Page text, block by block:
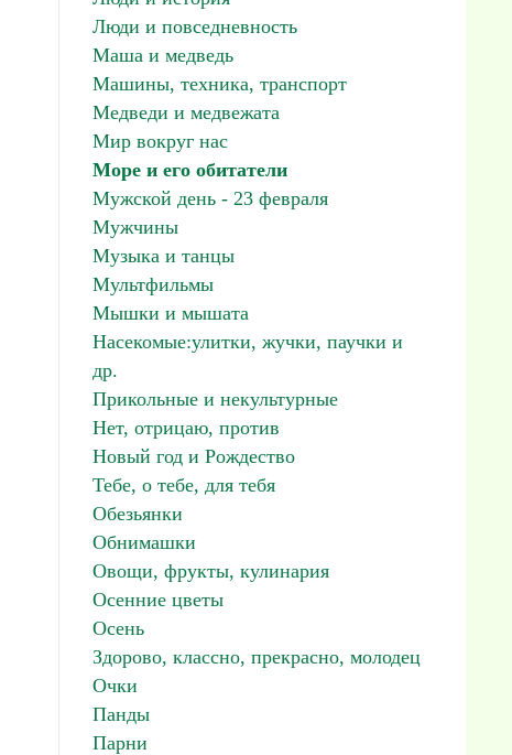
Люди и повседневность
Маша и медведь
Машины, техника, транспорт
Медведи и медвежата
Мир вокруг нас
Море и его обитатели
Мужской день - 23 февраля
Мужчины
Музыка и танцы
Мультфильмы
Мышки и мышата
Насекомые:улитки, жучки, паучки и
др.
Прикольные и некультурные
Нет, отрицаю, против
Новый год и Рождество
Тебе, о тебе, для тебя
Обезьянки
Обнимашки
Овощи, фрукты, кулинария
Осенние цветы
Осень
Здорово, классно, прекрасно, молодец
Очки
Панды
Парни